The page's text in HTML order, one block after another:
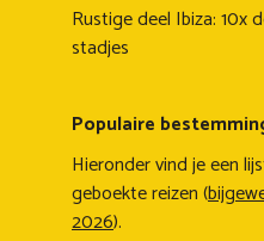
Rustige deel Ibiza: 10x
stadjes
Populaire
Hieronder vind je een
geboekte reizen (
2026).